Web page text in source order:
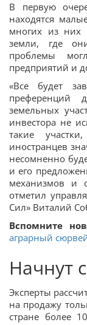
В первую
находятся
многих из них
земли, где
проблемы
предприятий и
«Все будет
преференций
земельных
инвестора не
такие
иностранцев
несомненно
и его
механизмов и
отметил
Сил» Виталий
Вспомните
аграрный
Начнут
Эксперты
на продажу
стране более